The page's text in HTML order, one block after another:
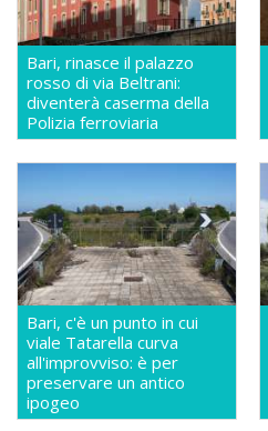
Bari, rinasce il palazzo
rosso di via Beltrani:
diventerà caserma della
Polizia ferroviaria
Bari, c'è un punto in cui
viale Tatarella curva
all'improvviso: è per
preservare un antico
ipogeo